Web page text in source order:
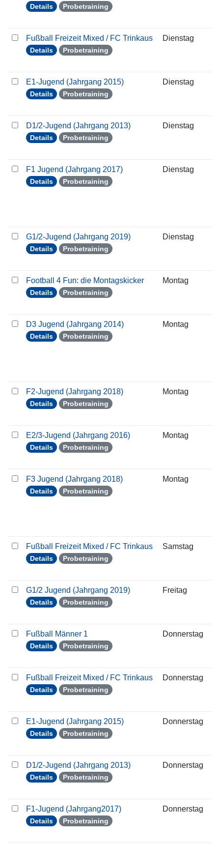
Details Probetraining
Fußball Freizeit Mixed / FC Trinkaus
Details Probetraining
Dienstag
E1-Jugend (Jahrgang 2015)
Details Probetraining
Dienstag
D1/2-Jugend (Jahrgang 2013)
Details Probetraining
Dienstag
F1 Jugend (Jahrgang 2017)
Details Probetraining
Dienstag
G1/2-Jugend (Jahrgang 2019)
Details Probetraining
Dienstag
Football 4 Fun: die Montagskicker
Details Probetraining
Montag
D3 Jugend (Jahrgang 2014)
Details Probetraining
Montag
F2-Jugend (Jahrgang 2018)
Details Probetraining
Montag
E2/3-Jugend (Jahrgang 2016)
Details Probetraining
Montag
F3 Jugend (Jahrgang 2018)
Details Probetraining
Montag
Fußball Freizeit Mixed / FC Trinkaus
Details Probetraining
Samstag
G1/2 Jugend (Jahrgang 2019)
Details Probetraining
Freitag
Fußball Männer 1
Details Probetraining
Donnerstag
Fußball Freizeit Mixed / FC Trinkaus
Details Probetraining
Donnerstag
E1-Jugend (Jahrgang 2015)
Details Probetraining
Donnerstag
D1/2-Jugend (Jahrgang 2013)
Details Probetraining
Donnerstag
F1-Jugend (Jahrgang2017)
Details Probetraining
Donnerstag